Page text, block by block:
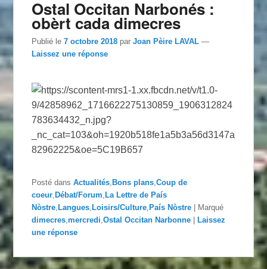
Ostal Occitan Narbonés :
obèrt cada dimecres
Publié le7 octobre 2018 parJoan Pèire LAVAL —
Laissez une réponse
Posté dans Actualités, Bons plans,Coup de
coeur, Débat/Forum, La Lettre de País
Nòstre, Langues, Loisirs/Culture, País Nòstre
Marqué
dimecres,mercredi,Ostal Occitan Narbonne
Laissez
une réponse